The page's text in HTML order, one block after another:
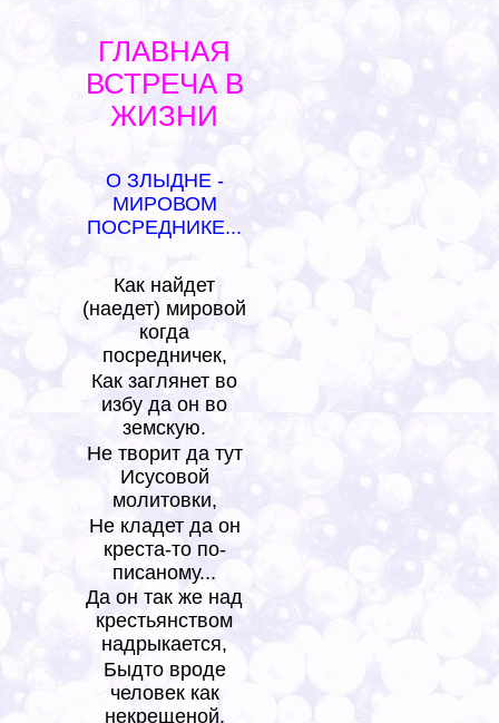
ГЛАВНАЯ
ВСТРЕЧА В
ЖИЗНИ
О ЗЛЫДНЕ -
МИРОВОМ
ПОСРЕДНИКЕ...
Как найдет
(наедет) мировой
когда
посредничек,
Как заглянет во
избу да он во
земскую.
Не творит да тут
Исусовой
молитовки,
Не кладет да он
креста-то по-
писаному...
Да он так же над
крестьянством
надрыкается,
Быдто вроде
человек как
некрещеной.